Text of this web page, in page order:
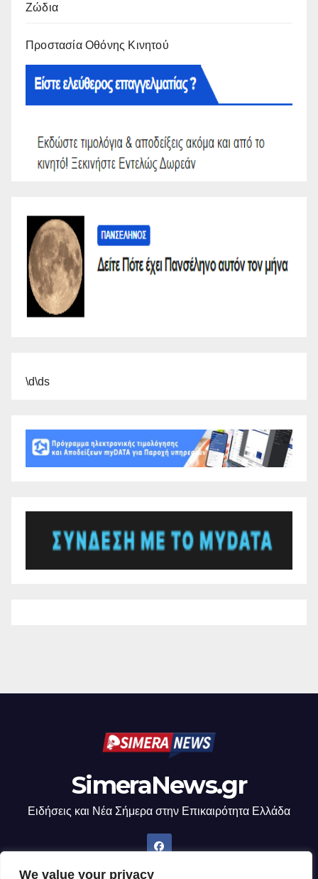
We value your privacy
Ζώδια
Προστασία Οθόνης Κινητού
\d\ds
SimeraNews.gr
Ειδήσεις και Νέα Σήμερα στην Επικαιρότητα Ελλάδα